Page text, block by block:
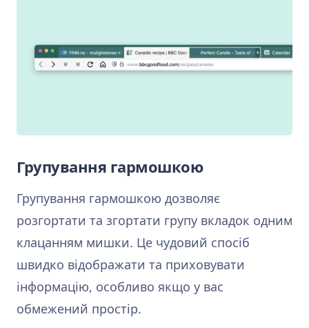
Групування гармошкою
Групування гармошкою дозволяє
розгортати та згортати групу вкладок одним
клацанням мишки. Це чудовий спосіб
швидко відображати та приховувати
інформацію, особливо якщо у вас
обмежений простір.